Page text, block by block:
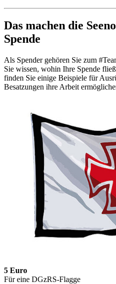
Das machen die
Spende
Als Spender gehören Sie zum
Sie wissen, wohin Ihre Spende
finden Sie einige Beispiele für
Besatzungen ihre Arbeit
5 Euro
Für eine DGzRS-Flagge